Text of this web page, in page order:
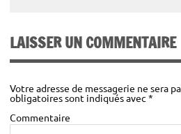
5 minutes
Adulte:23 €
Enfants (-13ans):20 €
Tarif famille²:
(par personne)
LAISSER UN COMMENTAIRE
Votre adresse de messagerie ne sera
obligatoires sont indiqués avec*
Commentaire